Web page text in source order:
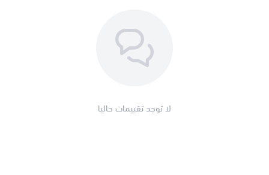
لا توجد تقييمات حاليا